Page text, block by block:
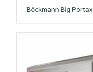
Böckmann Big Portax